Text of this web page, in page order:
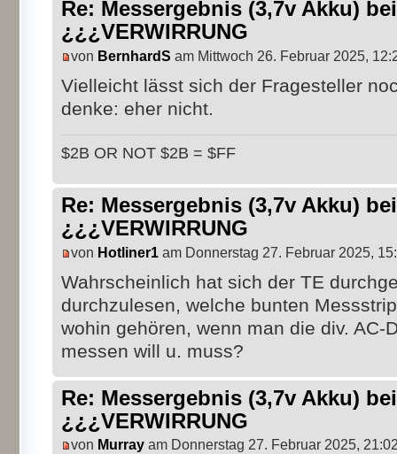
Re: Messergebnis (3,7v Akku)
¿¿¿VERWIRRUNG
von BernhardS am Mittwoch 26. Februar 2025,
Vielleicht lässt sich der Fragesteller
denke: eher nicht.
$2B OR NOT $2B = $FF
Re: Messergebnis (3,7v Akku)
¿¿¿VERWIRRUNG
von Hotliner1 am Donnerstag 27. Februar 2025,
Wahrscheinlich hat sich der TE
durchzulesen, welche bunten
wohin gehören, wenn man die div. AC-
messen will u. muss?
Re: Messergebnis (3,7v Akku)
¿¿¿VERWIRRUNG
von Murray am Donnerstag 27. Februar 2025,